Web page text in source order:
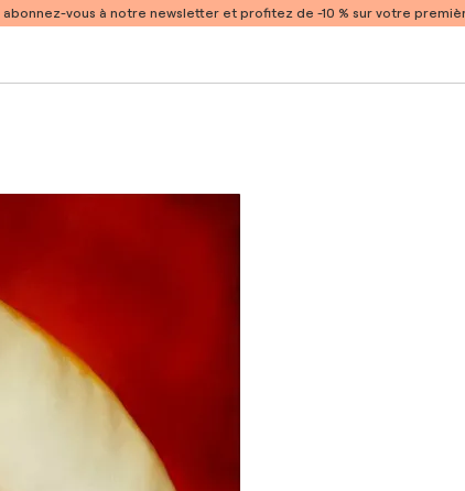
abonnez-vous à notre newsletter et profitez de -10 % sur votre